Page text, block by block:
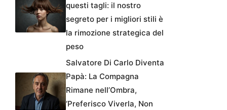
questi tagli: il nostro
segreto per i migliori stili è
la rimozione strategica del
peso
Salvatore Di Carlo Diventa
Papà: La Compagna
Rimane nell’Ombra,
‘Preferisco Viverla, Non